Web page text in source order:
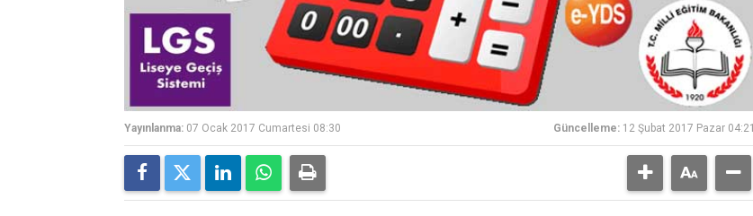
Yayınlanma: 07 Ocak 2017 Cumartesi 08:30 Güncelleme: 12 Şubat 2017 Pazar 04:21